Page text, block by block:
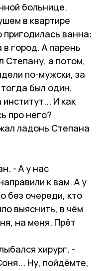
больнице.
в квартире
ванна:
город. А парень
Степану, а потом,
по-мужски, за
был один,
И как
про него?
ладонь Степана
- А у нас
к вам. А у
без очереди, кто
выяснить, в чём
на меня. Прёт
хирург. -
Ну, пойдёмте,